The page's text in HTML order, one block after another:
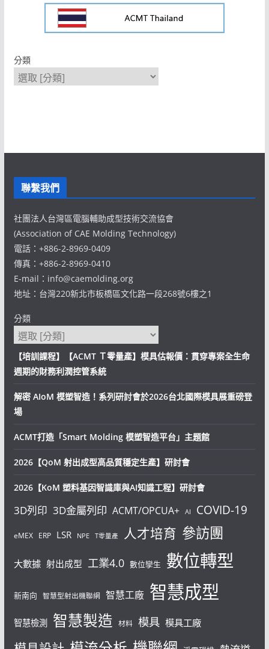
分類
聯繫我們
社團法人台灣區電腦輔助成型技術交流協會
(Association of CAE Molding Technology)
電話：+886-2-8969-0409
傳真：+886-2-8969-0410
E-mail：info@caemolding.org
地址：台灣220新北市板橋區文化路一段268號6樓之1
分類
【培訓課程】【ACMT Ｔ零量產】模具估報價：貫穿專案全生命
週期的財務利潤控管系統
解密 AIoM 模塑智造！系列研討會於2026台北國際模具展重磅登
場
ACMT打造「Smart Molding 模塑智造平台」主題館
2026【QoM 射出成型高品質穩定生產】研討會
2026【KoM 塑料基因智識庫與AI知識工程】研討會
3D列印 3D金屬列印 ACMT/OPCUA+ AI COVID-19
eMEX ERP LSR NPE T零量產 人才培育 參訪團
大數據 射出成型 工業4.0 數位孿生 數位轉型
新南向 智慧型射出機聯網 智慧工廠 智慧成型
智慧檢測 智慧製造 材料 模具 模具工廠